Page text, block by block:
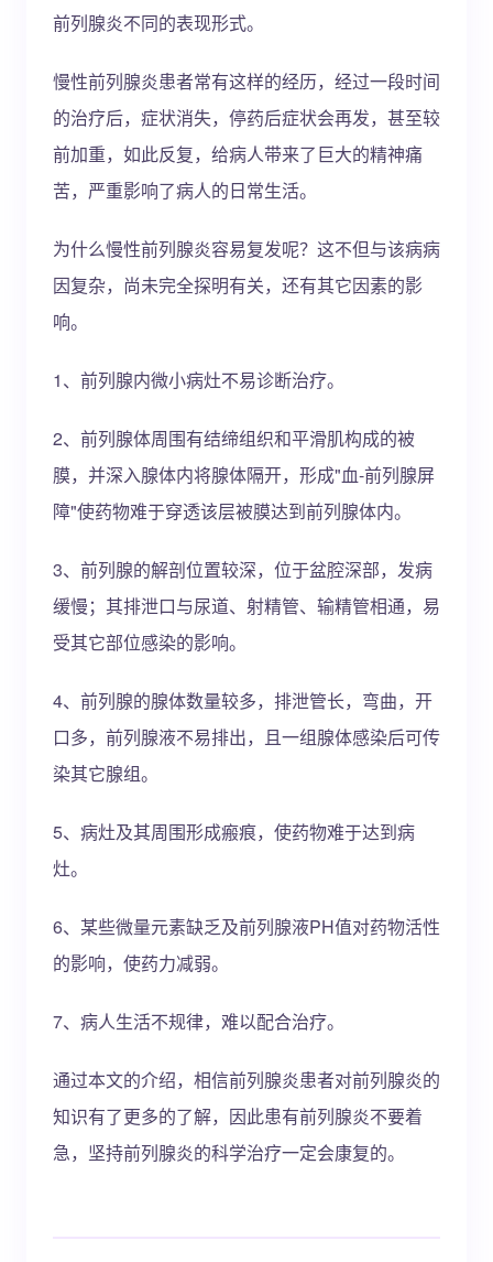
前列腺炎不同的表现形式。
慢性前列腺炎患者常有这样的经历，经过一段时间
的治疗后，症状消失，停药后症状会再发，甚至较
前加重，如此反复，给病人带来了巨大的精神痛
苦，严重影响了病人的日常生活。
为什么慢性前列腺炎容易复发呢？这不但与该病病
因复杂，尚未完全探明有关，还有其它因素的影
响。
1、前列腺内微小病灶不易诊断治疗。
2、前列腺体周围有结缔组织和平滑肌构成的被
膜，并深入腺体内将腺体隔开，形成"血-前列腺屏
障"使药物难于穿透该层被膜达到前列腺体内。
3、前列腺的解剖位置较深，位于盆腔深部，发病
缓慢；其排泄口与尿道、射精管、输精管相通，易
受其它部位感染的影响。
4、前列腺的腺体数量较多，排泄管长，弯曲，开
口多，前列腺液不易排出，且一组腺体感染后可传
染其它腺组。
5、病灶及其周围形成瘢痕，使药物难于达到病
灶。
6、某些微量元素缺乏及前列腺液PH值对药物活性
的影响，使药力减弱。
7、病人生活不规律，难以配合治疗。
通过本文的介绍，相信前列腺炎患者对前列腺炎的
知识有了更多的了解，因此患有前列腺炎不要着
急，坚持前列腺炎的科学治疗一定会康复的。